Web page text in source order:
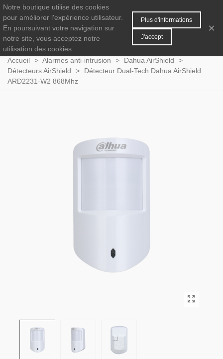
0 MENU
Accueil > Alarmes anti-intrusion > Dahua AirShield
>
Détecteurs AirShield
>
Détecteur Dual-Tech Dahua AirShield
ARD2231-W2 868Mhz
Notre boutique utilise des cookies
pour améliorer l'expérience utilisateur.
En poursuivant votre navigation sur
notre site, vous acceptez notre
utilisation des cookies.
Plus d'informations
J'accept
×